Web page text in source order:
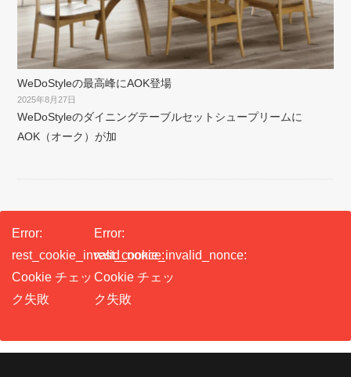
WeDoStyleの最高峰にAOK登場
2025年8月27日
WeDoStyleのダイニングテーブルセットシュープリームに
AOK（オーク）が加
Error:
rest_cookie_invalid_nonce:
Cookie チェッ
ク失敗
Error:
rest_cookie_invalid_nonce:
Cookie チェッ
ク失敗